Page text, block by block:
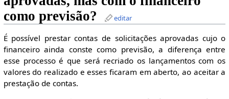
como previsão?
editar
É possível prestar contas de solicitações aprovadas cujo o
financeiro ainda conste como previsão, a diferença entre
esse processo é que será recriado os lançamentos com os
valores do realizado e esses ficaram em aberto, ao aceitar a
prestação de contas.